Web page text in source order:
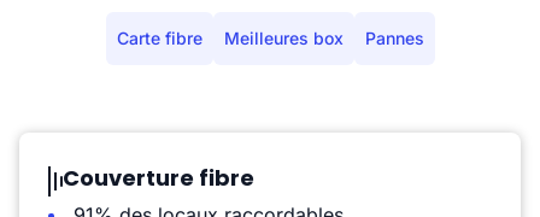
Carte fibre Meilleures box Pannes
Couverture fibre